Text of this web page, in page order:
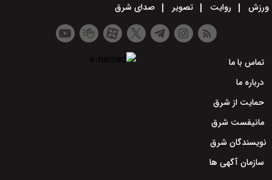
ورزش
روایت تصویر صدای شرق
تماس با ما
درباره ما
حمایت از شرق
مانیفست شرق
نویسندگان شرق
سازمان آگهی ها